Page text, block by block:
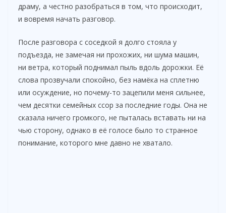
драму, а честно разобраться в том, что происходит,
и вовремя начать разговор.
После разговора с соседкой я долго стояла у
подъезда, не замечая ни прохожих, ни шума машин,
ни ветра, который поднимал пыль вдоль дорожки. Её
слова прозвучали спокойно, без намёка на сплетню
или осуждение, но почему-то зацепили меня сильнее,
чем десятки семейных ссор за последние годы. Она не
сказала ничего громкого, не пыталась вставать ни на
чью сторону, однако в её голосе было то странное
понимание, которого мне давно не хватало.